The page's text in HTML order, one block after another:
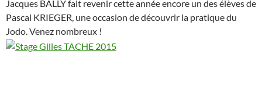
Jacques BALLY fait revenir cette année encore un des élèves de
Pascal KRIEGER, une occasion de découvrir la pratique du
Jodo. Venez nombreux !